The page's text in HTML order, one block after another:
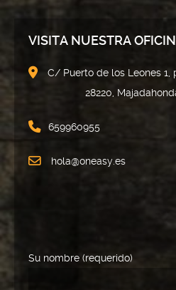
VISITA NUESTRA
C/ Puerto de los
28220, Majadahonda
659960955
hola@oneasy.es
Su nombre (requerido)